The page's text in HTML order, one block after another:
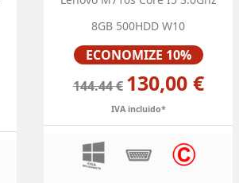
8GB 500HDD W10
Preço
ECONOMIZE 10%
144.44 € 130,00 €
IVA incluido*